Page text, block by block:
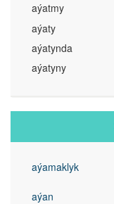
aýatmy
aýaty
aýatynda
aýatyny
aýamaklyk
aýan